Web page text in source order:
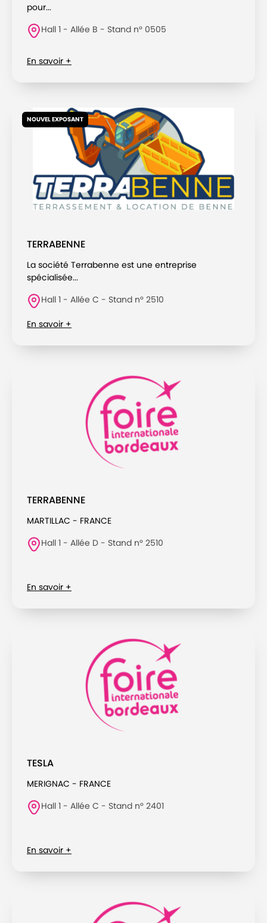
pour...
Hall 1 - Allée B - Stand n° 0505
En savoir +
NOUVEL EXPOSANT
TERRABENNE
La société Terrabenne est une entreprise
spécialisée...
Hall 1 - Allée C - Stand n° 2510
En savoir +
TERRABENNE
MARTILLAC - FRANCE
Hall 1 - Allée D - Stand n° 2510
En savoir +
TESLA
MERIGNAC - FRANCE
Hall 1 - Allée C - Stand n° 2401
En savoir +